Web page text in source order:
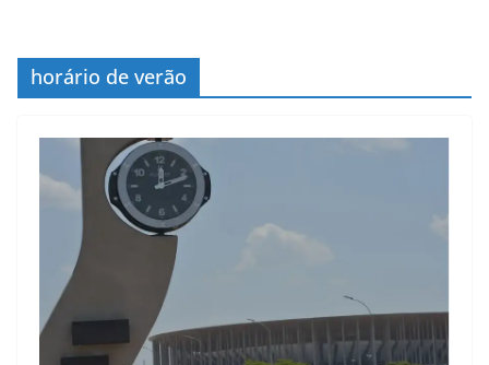
horário de verão